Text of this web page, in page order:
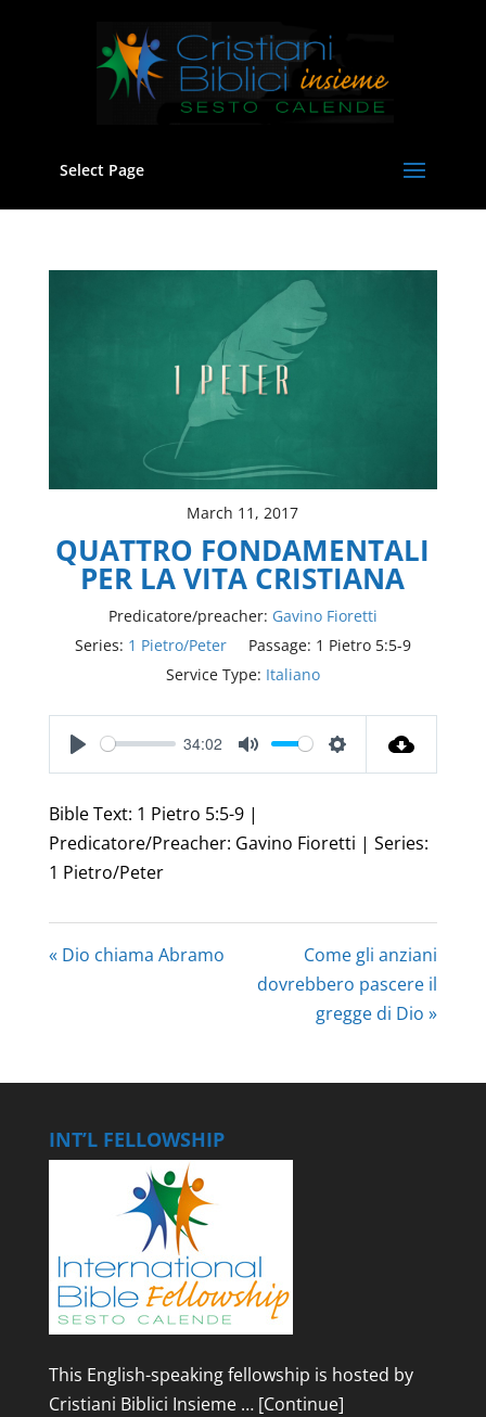
Select Page
March 11, 2017
QUATTRO FONDAMENTALI
PER LA VITA CRISTIANA
Predicatore/preacher: Gavino Fioretti
Series: 1 Pietro/Peter Passage: 1 Pietro 5:5-9
Service Type: Italiano
Play
34:02
Mute Settings
Bible Text: 1 Pietro 5:5-9 |
Predicatore/Preacher: Gavino Fioretti | Series:
1 Pietro/Peter
« Dio chiama Abramo
Come gli anziani
dovrebbero pascere il
gregge di Dio »
INT’L FELLOWSHIP
This English-speaking fellowship is hosted by
Cristiani Biblici Insieme … [Continue]